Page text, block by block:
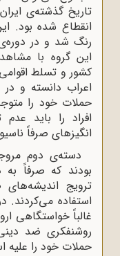
تاریخ گذشته‌ی
انقطاع شده بود.
رنگ شد و در دوره‌ی
این گروه با
کشور و تسلط
اعراب دانسته و
حملات خود را
افراد را باید
انگیزها‌ی صرفاً
دسته‌ی دوم
بودند که صرفاً
ترویج
استفاده می‌کردند.
غالباً خواستگاهی
روشنفکری ضد
حملات خود را علیه